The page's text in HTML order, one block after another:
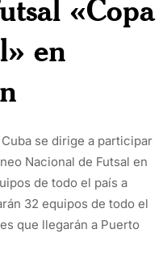
«Copa
en
se dirige a participar
Nacional de Futsal en
de todo el país a
32 equipos de todo el
que llegarán a Puerto